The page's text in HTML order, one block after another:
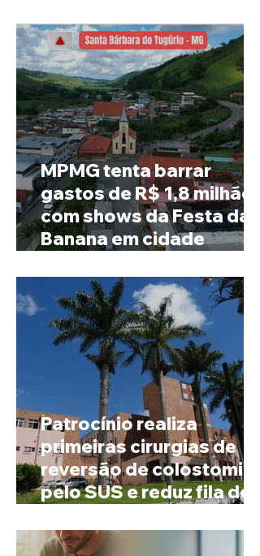
MPMG tenta barrar
gastos de R$ 1,8 milhão
com shows da Festa da
Banana em cidade
4 mil habitantes
Patrocínio realiza
primeiras cirurgias de
reversão de colostomia
pelo SUS e reduz fila de